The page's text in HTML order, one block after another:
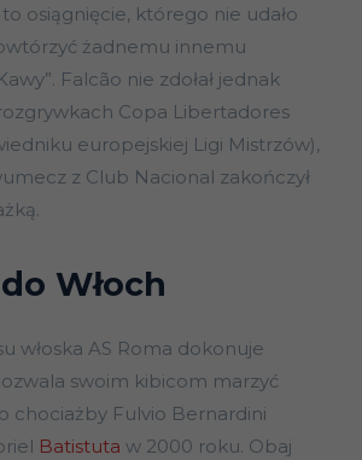
osiągnięcie, którego nie udało
żadnemu innemu
Falcão nie zdołał jednak
Copa Libertadores
europejskiej Ligi Mistrzów),
z Club Nacional zakończył
Włoch
włoska AS Roma dokonuje
swoim kibicom marzyć
chociażby Fulvio Bernardini
Batistuta w 2000 roku. Obaj